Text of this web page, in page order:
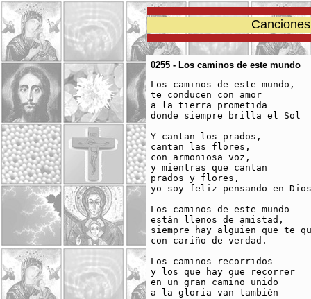
0255 - Los caminos de este mundo
Los caminos de este mundo,
te conducen con amor
a la tierra prometida
donde siempre brilla el Sol
Y cantan los prados,
cantan las flores,
con armoniosa voz,
y mientras que cantan
prados y flores,
yo soy feliz pensando en Dios
Los caminos de este mundo
están llenos de amistad,
siempre hay alguien que te
con cariño de verdad.
Los caminos recorridos
y los que hay que recorrer
en un gran camino unido
a la gloria van también